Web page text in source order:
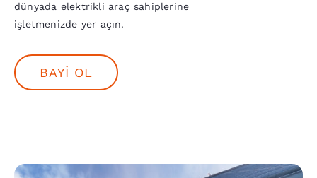
Haberler
dünyada elektrikli araç sahiplerine
işletmenizde yer açın.
BAYI OL